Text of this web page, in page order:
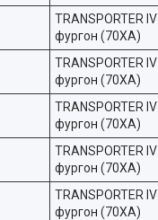
TRANSPORTER IV
фургон (70XA)
TRANSPORTER IV
фургон (70XA)
TRANSPORTER IV
фургон (70XA)
TRANSPORTER IV
фургон (70XA)
TRANSPORTER IV
фургон (70XA)